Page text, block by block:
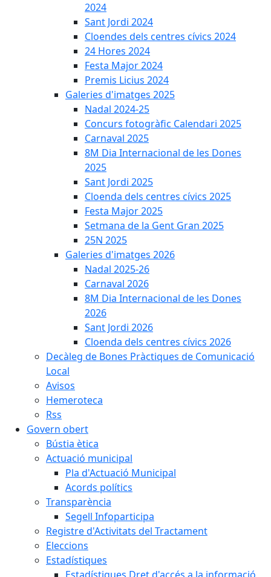
2024
Sant Jordi 2024
Cloendes dels centres cívics 2024
24 Hores 2024
Festa Major 2024
Premis Licius 2024
Galeries d'imatges 2025
Nadal 2024-25
Concurs fotogràfic Calendari 2025
Carnaval 2025
8M Dia Internacional de les Dones
2025
Sant Jordi 2025
Cloenda dels centres cívics 2025
Festa Major 2025
Setmana de la Gent Gran 2025
25N 2025
Galeries d'imatges 2026
Nadal 2025-26
Carnaval 2026
8M Dia Internacional de les Dones
2026
Sant Jordi 2026
Cloenda dels centres cívics 2026
Decàleg de Bones Pràctiques de Comunicació
Local
Avisos
Hemeroteca
Rss
Govern obert
Bústia ètica
Actuació municipal
Pla d'Actuació Municipal
Acords polítics
Transparència
Segell Infoparticipa
Registre d'Activitats del Tractament
Eleccions
Estadístiques